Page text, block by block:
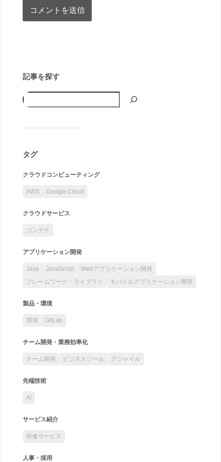
記事を探す
タグ
クラウドコンピューティング
AWS Google Cloud
クラウドサービス
コンテナ
アプリケーション開発
Java JavaScript
Webアプリケーション開発
フレームワーク・ライブラリ
モバイルアプリケーション開発
製品・環境
環境 GitLab
チーム開発・業務効率化
チーム開発 ビジネスツール アジャイル
先端技術
AI
サービス紹介
研修サービス
人事・採用